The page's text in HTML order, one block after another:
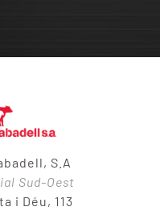
S.A
Sud-Oest
i Déu, 113